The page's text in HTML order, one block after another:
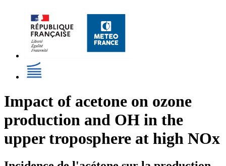
Impact of acetone on ozone
production and OH in the
upper troposphere at high NOx